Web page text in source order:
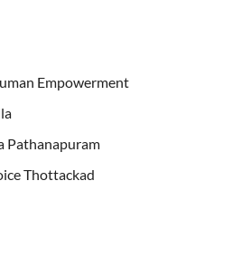
Empowerment
Pathanapuram
Thottackad